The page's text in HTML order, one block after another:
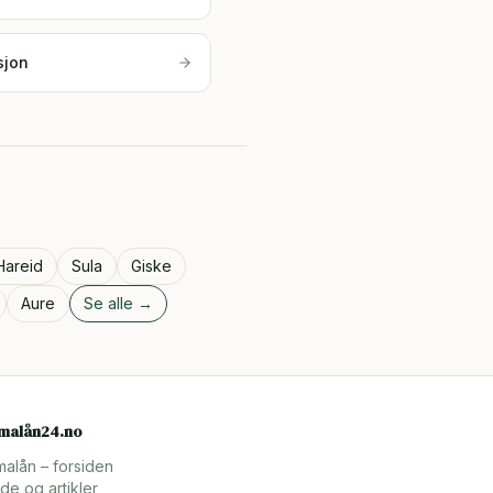
Sula
Giske
Aure Se alle →
– forsiden
og artikler